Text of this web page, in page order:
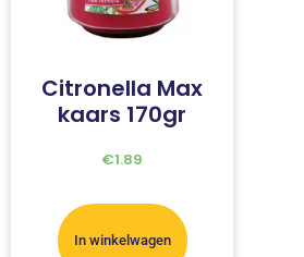
Citronella Max
kaars 170gr
€1.89
In winkelwagen